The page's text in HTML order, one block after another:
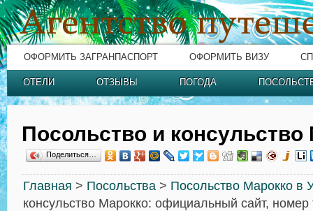
ОФОРМИТЬ ЗАГРАНПАСПОРТ ОФОРМИТЬ ВИЗУ
ОТЕЛИ ОТЗЫВЫ ПОГОДА
Посольство и консульство
Поделиться…
Главная > Посольства > Посольство Марокко в
консульство Марокко: официальный сайт,